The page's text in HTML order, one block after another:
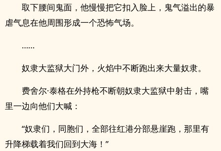
取下腰间鬼面，他慢慢把它扣入脸上，鬼气溢出的暴
虐气息在他周围形成一个恐怖气场。
……
奴隶大监狱大门外，火焰中不断跑出来大量奴隶。
费舍尔·泰格在外持枪不断朝奴隶大监狱中射击，嘴
里一边向他们大喊：
“奴隶们，同胞们，全部往红港分部悬崖跑，那里有
升降梯载着我们回到大海！”